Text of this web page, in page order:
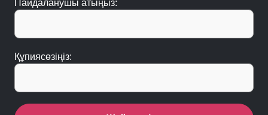
Пайдаланушы атыңыз:
Құпиясөзіңіз: